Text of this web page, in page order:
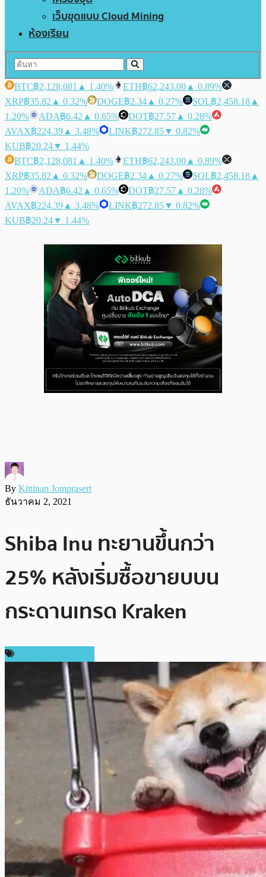
เว็บขุดแบบ Cloud Mining
ห้องเรียน
BTC฿2,128,081 ▲ 1.40% ETH฿62,243.00 ▲ 0.89%
XRP฿35.82 ▲ 0.32% DOGE฿2.34 ▲ 0.27% SOL฿2,458.18 ▲
1.20%
ADA฿6.42 ▲ 0.65% DOT฿27.57 ▲ 0.28%
AVAX฿224.39 ▲ 3.48% LINK฿272.85▼ 0.82%
KUB฿20.24▼ 1.44%
BTC฿2,128,081 ▲ 1.40% ETH฿62,243.00 ▲ 0.89%
XRP฿35.82 ▲ 0.32% DOGE฿2.34 ▲ 0.27% SOL฿2,458.18 ▲
1.20%
ADA฿6.42 ▲ 0.65% DOT฿27.57 ▲ 0.28%
AVAX฿224.39 ▲ 3.48% LINK฿272.85▼ 0.82%
KUB฿20.24▼ 1.44%
By Kittinan Jomprasert
ธันวาคม 2, 2021
Shiba Inu ทะยานขึ้นกว่า
25% หลังเริ่มซื้อขายบบน
กระดานเทรด Kraken